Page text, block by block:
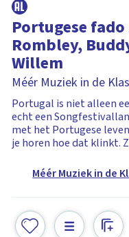
Portugese
Rombley,
Willem
Méér Muziek in de Klas
Portugal is niet alleen
echt een
met het Portugese
je horen hoe dat klinkt.
Méér Muziek in de